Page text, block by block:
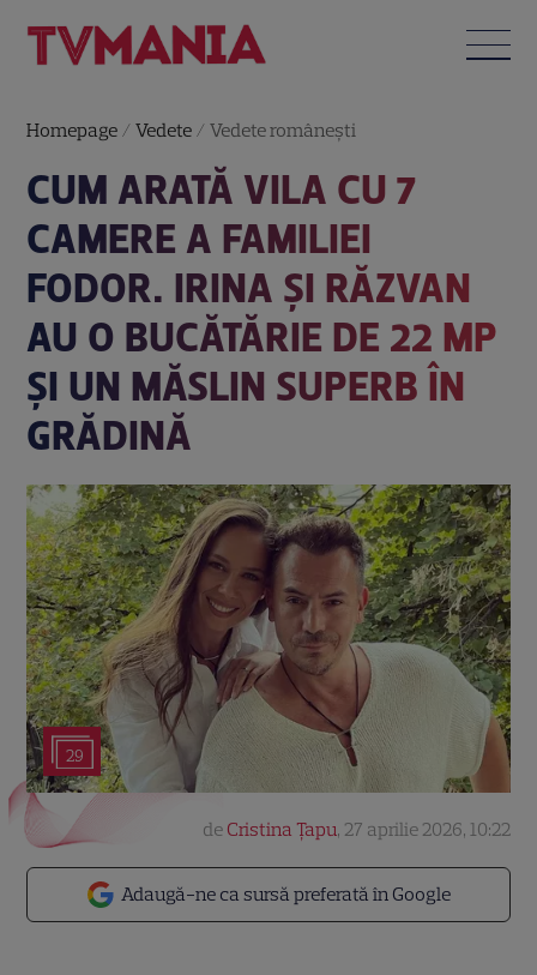
Homepage /Vedete /Vedete româneşti
CUM ARATĂ VILA CU 7
CAMERE A FAMILIEI
FODOR. IRINA ȘI RĂZVAN
AU O BUCĂTĂRIE DE 22 MP
ȘI UN MĂSLIN SUPERB ÎN
GRĂDINĂ
29
Adaugă-ne ca sursă preferată în Google
de Cristina Țapu, 27 aprilie 2026, 10:22